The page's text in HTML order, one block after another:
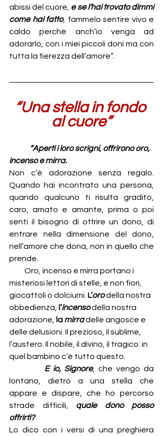
abissi del cuore, e se l’hai trovato dimmi
come hai fatto, fammelo sentire vivo e
caldo perché anch’io venga ad
adorarlo, con i miei piccoli doni ma con
tutta la fierezza dell’amore”.
“Una stella in fondo
al cuore”
“Aperti i loro scrigni, offrirono oro,
incenso e mirra.
Non c’è adorazione senza regalo.
Quando hai incontrato una persona,
quando qualcuno ti risulta gradito,
caro, amato e amante, prima o poi
senti il bisogno di offrire un dono, di
entrare nella dimensione del dono,
nell’amore che dona, non in quello che
prende.
Oro, incenso e mirra portano i
misteriosi lettori di stelle, e non fiori,
giocattoli o dolciumi. L’orodella nostra
obbedienza, l’incenso della nostra
adorazione, la mirra delle angosce e
delle delusioni. Il prezioso, il sublime,
l’austero. Il nobile, il divino, il tragico: in
quel bambino c’è tutto questo.
E io, Signore, che vengo da
lontano, dietro a una stella che
appare e dispare, che ho percorso
strade difficili, quale dono posso
offrirti?
Lo dico con i versi di una preghiera